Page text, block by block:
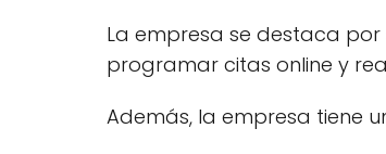
La empresa se destaca
programar citas online y
Además, la empresa tiene